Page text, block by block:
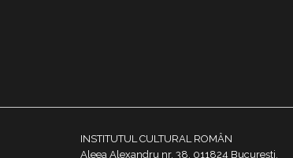
INSTITUTUL CULTURAL ROMÂN
Aleea Alexandru nr. 38, 011824 București,